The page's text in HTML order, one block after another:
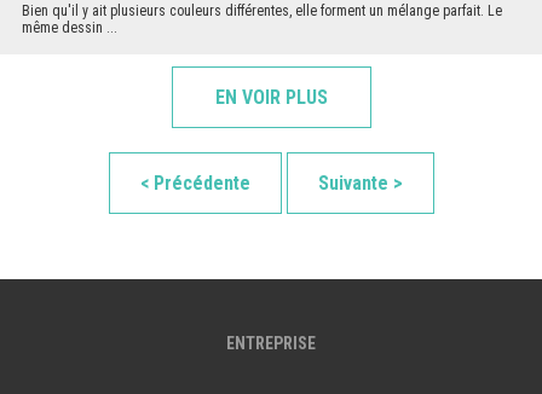
Bien qu'il y ait plusieurs couleurs différentes, elle forment un mélange parfait. Le
même dessin ...
EN VOIR PLUS
< Précédente Suivante >
ENTREPRISE